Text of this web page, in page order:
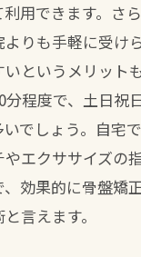
用できます。さ
りも手軽に受け
というメリット
分程度で、土日祝
でしょう。自宅
エクササイズの
効果的に骨盤矯
言えます。